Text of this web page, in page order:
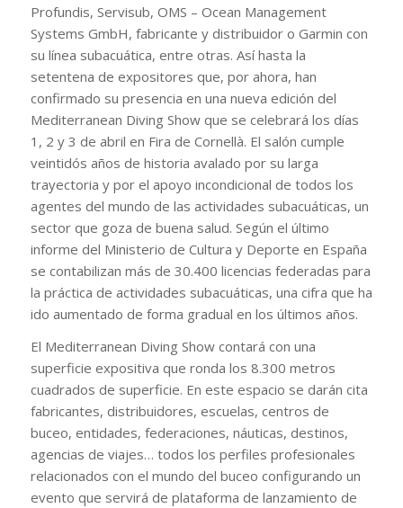
Profundis, Servisub, OMS – Ocean Management
Systems GmbH, fabricante y distribuidor o Garmin con
su línea subacuática, entre otras. Así hasta la
setentena de expositores que, por ahora, han
confirmado su presencia en una nueva edición del
Mediterranean Diving Show que se celebrará los días
1, 2 y 3 de abril en Fira de Cornellà. El salón cumple
veintidós años de historia avalado por su larga
trayectoria y por el apoyo incondicional de todos los
agentes del mundo de las actividades subacuáticas, un
sector que goza de buena salud. Según el último
informe del Ministerio de Cultura y Deporte en España
se contabilizan más de 30.400 licencias federadas para
la práctica de actividades subacuáticas, una cifra que ha
ido aumentado de forma gradual en los últimos años.
El Mediterranean Diving Show contará con una
superficie expositiva que ronda los 8.300 metros
cuadrados de superficie. En este espacio se darán cita
fabricantes, distribuidores, escuelas, centros de
buceo, entidades, federaciones, náuticas, destinos,
agencias de viajes… todos los perfiles profesionales
relacionados con el mundo del buceo configurando un
evento que servirá de plataforma de lanzamiento de